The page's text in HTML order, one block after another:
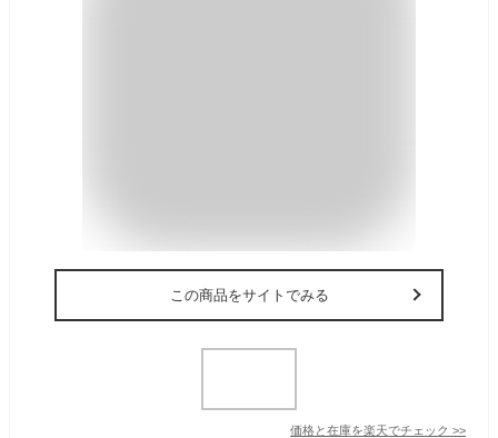
この商品をサイトでみる
価格と在庫を楽天でチェック >>